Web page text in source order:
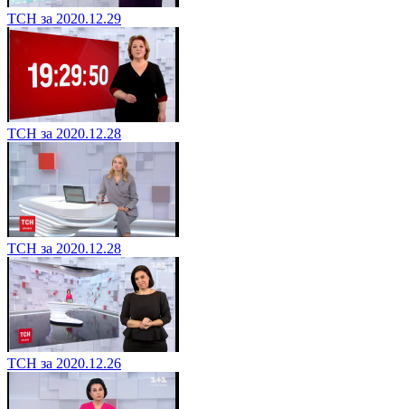
ТСН за 2020.12.29
ТСН за 2020.12.28
ТСН за 2020.12.28
ТСН за 2020.12.26